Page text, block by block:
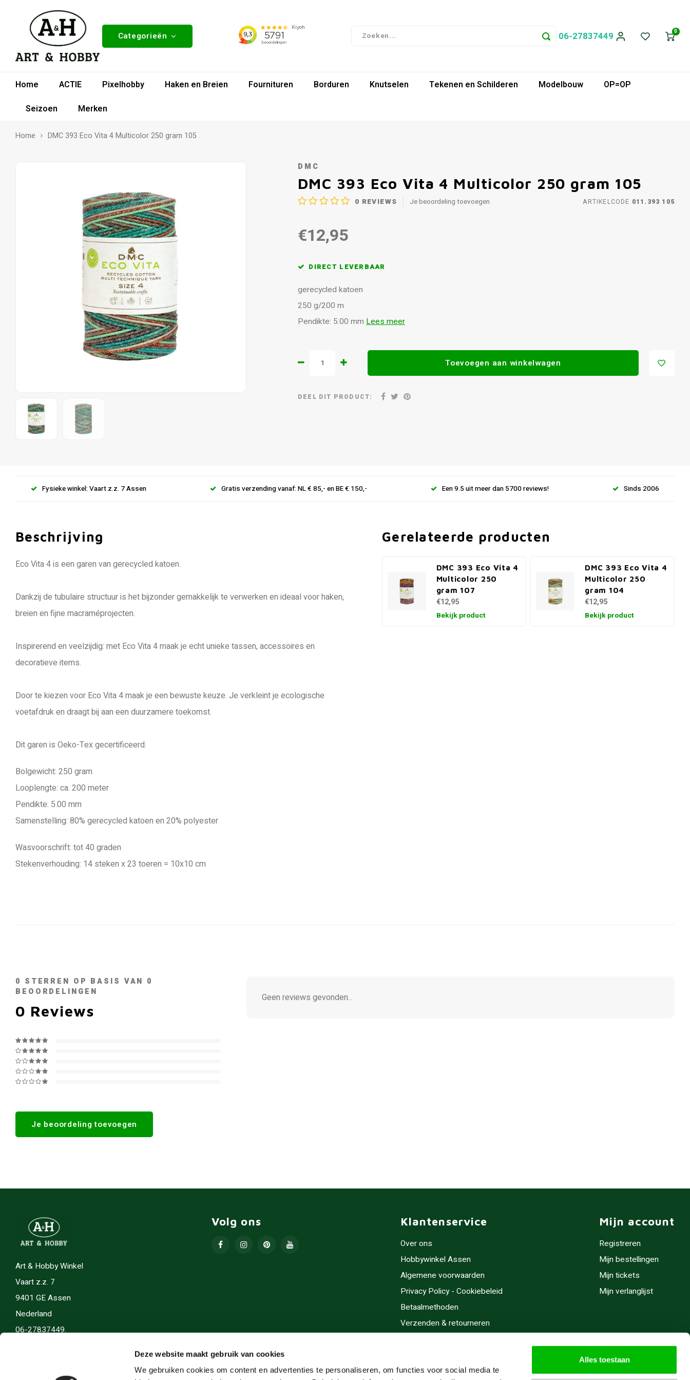
Deze website maakt gebruik van cookies
We gebruiken cookies om content en advertenties te personaliseren, om functies voor social media te
Alles toestaan
Categorieën 06-27837449 0
Home ACTIE Pixelhobby Haken en Breien Fournituren Borduren Knutselen Tekenen en Schilderen Modelbouw
OP=OP
Seizoen
Merken
Home DMC 393 Eco Vita 4 Multicolor 250 gram 105
DMC
DMC 393 Eco Vita 4 Multicolor 250 gram 105
0 REVIEWS Je beoordeling toevoegen ARTIKELCODE 011.393 105
€12,95
DIRECT LEVERBAAR
gerecycled katoen
250 g/200 m
Pendikte: 5.00 mm Lees meer
Toevoegen aan winkelwagen
DEEL DIT PRODUCT:
Fysieke winkel: Vaart z.z. 7 Assen Gratis verzending vanaf: NL € 85,- en BE € 150,- Een 9.5 uit meer dan 5700 reviews! Sinds 2006
Beschrijving
Eco Vita 4 is een garen van gerecycled katoen.
Dankzij de tubulaire structuur is het bijzonder gemakkelijk te verwerken en ideaal voor haken,
breien en fijne macraméprojecten.
Inspirerend en veelzijdig: met Eco Vita 4 maak je echt unieke tassen, accessoires en
decoratieve items.
Door te kiezen voor Eco Vita 4 maak je een bewuste keuze. Je verkleint je ecologische
voetafdruk en draagt bij aan een duurzamere toekomst.
Dit garen is Oeko-Tex gecertificeerd.
Bolgewicht: 250 gram
Looplengte: ca. 200 meter
Pendikte: 5.00 mm
Samenstelling: 80% gerecycled katoen en 20% polyester
Wasvoorschrift: tot 40 graden
Stekenverhouding: 14 steken x 23 toeren = 10x10 cm
Gerelateerde producten
DMC 393 Eco Vita 4
Multicolor 250
gram 107
€12,95
Bekijk product
DMC 393 Eco Vita 4
Multicolor 250
gram 104
€12,95
Bekijk product
0 STERREN OP BASIS VAN 0
BEOORDELINGEN
0 Reviews
Je beoordeling toevoegen
Geen reviews gevonden...
Art & Hobby Winkel
Vaart z.z. 7
9401 GE Assen
Nederland
06-27837449.
Volg ons Klantenservice
Over ons
Hobbywinkel Assen
Algemene voorwaarden
Privacy Policy - Cookiebeleid
Betaalmethoden
Verzenden & retourneren
Cadeaubonnen
Mijn account
Registreren
Mijn bestellingen
Mijn tickets
Mijn verlanglijst